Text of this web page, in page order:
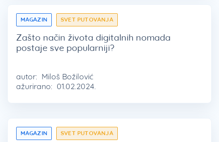
MAGAZIN SVET PUTOVANJA
Zašto način života digitalnih nomada
postaje sve popularniji?
autor: Miloš Božilović
ažurirano: 01.02.2024.
MAGAZIN SVET PUTOVANJA